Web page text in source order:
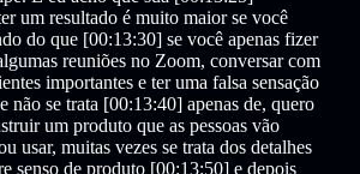
um resultado é muito maior se você
do que [00:13:30] se você apenas fizer
reuniões no Zoom, conversar com
importantes e ter uma falsa sensação
não se trata [00:13:40] apenas de, quero
um produto que as pessoas vão
usar, muitas vezes se trata dos detalhes
senso de produto [00:13:50] e depois